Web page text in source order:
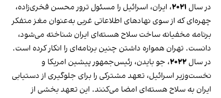
در سال ۲۰۲۱، ایران، اسرائیل را مسئول ترور محسن فخری‌زاده،
چهره‌ای که از سوی نهادهای اطلاعاتی غربی به‌عنوان مغز متفکر
برنامه مخفیانه ساخت سلاح هسته‌ای ایران شناخته می‌شود،
دانست. تهران همواره داشتن چنین برنامه‌ای را انکار کرده است.
در سال ۲۰۲۲، جو بایدن، رئیس‌جمهور پیشین امریکا و
نخست‌وزیر اسرائیل، تعهد مشترکی را برای جلوگیری از دستیابی
ایران به سلاح هسته‌ای امضا می‌کنند. این تعهد بخشی از